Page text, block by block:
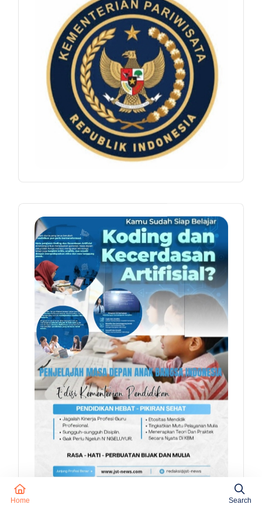
Home Search